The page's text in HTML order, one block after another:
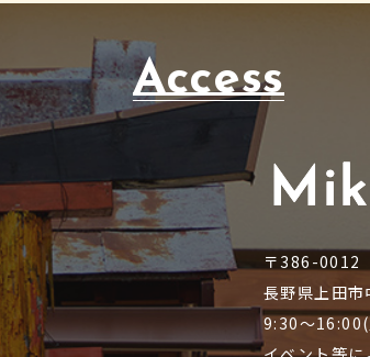
Access
〒386-0012
長野県上田
9:30～